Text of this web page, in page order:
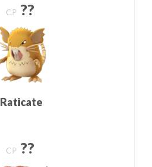
CP ??
Raticate
CP ??